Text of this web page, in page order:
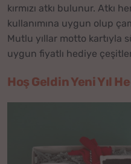
kırmızı atkı bulunur. Atkı
kullanımına uygun olup
Mutlu yıllar motto kartıyla
uygun fiyatlı hediye
Hoş Geldin Yeni Yıl